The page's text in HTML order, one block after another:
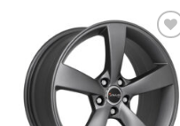
Aggiungi
alla lista
dei
desideri